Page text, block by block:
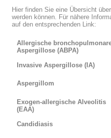
Hier finden Sie eine Übersicht
werden können. Für nähere
auf den entsprechenden Link:
Allergische
Aspergillose (ABPA)
Invasive Aspergillose (IA)
Aspergillom
Exogen-allergische Alveolitis
(EAA)
Candidiasis